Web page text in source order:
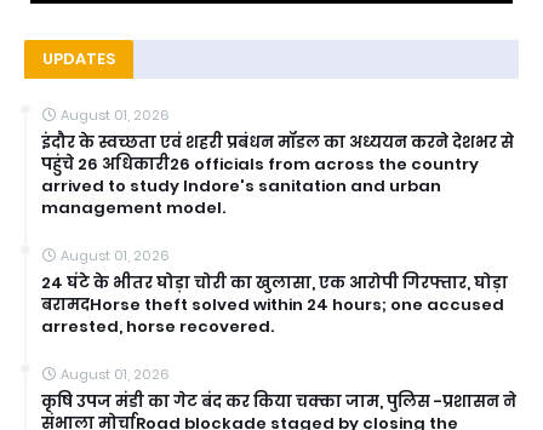
UPDATES
August 01, 2026
इंदौर के स्वच्छता एवं शहरी प्रबंधन मॉडल का अध्ययन करने देशभर से
पहुंचे 26 अधिकारी26 officials from across the country
arrived to study Indore's sanitation and urban
management model.
August 01, 2026
24 घंटे के भीतर घोड़ा चोरी का खुलासा, एक आरोपी गिरफ्तार, घोड़ा
बरामदHorse theft solved within 24 hours; one accused
arrested, horse recovered.
August 01, 2026
कृषि उपज मंडी का गेट बंद कर किया चक्का जाम, पुलिस -प्रशासन ने
संभाला मोर्चाRoad blockade staged by closing the